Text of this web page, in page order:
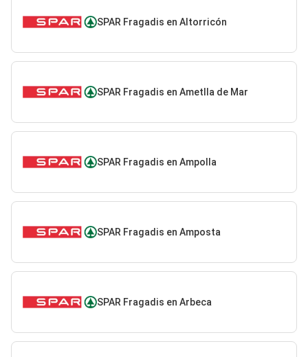
SPAR Fragadis en Altorricón
SPAR Fragadis en Ametlla de Mar
SPAR Fragadis en Ampolla
SPAR Fragadis en Amposta
SPAR Fragadis en Arbeca